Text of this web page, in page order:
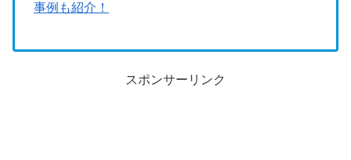
事例も紹介！
スポンサーリンク